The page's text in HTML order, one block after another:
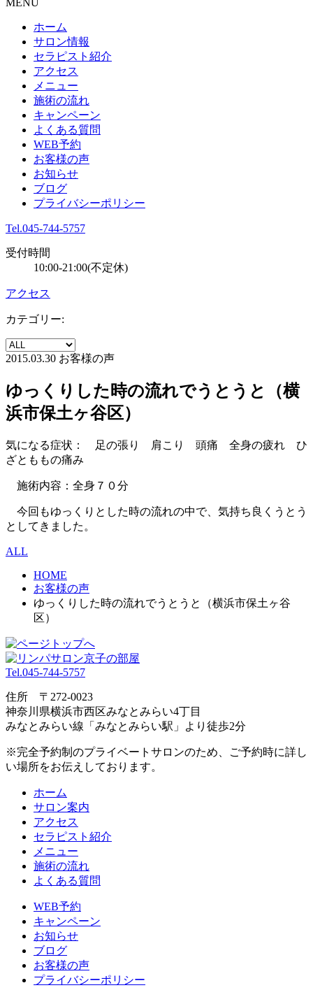
ホーム
サロン情報
セラピスト紹介
アクセス
メニュー
施術の流れ
キャンペーン
よくある質問
WEB予約
お客様の声
お知らせ
ブログ
プライバシーポリシー
Tel.045-744-5757
受付時間
10:00-21:00(不定休)
アクセス
カテゴリー:
2015.03.30 お客様の声
ゆっくりした時の流れでうとうと（横
浜市保土ヶ谷区）
気になる症状： 足の張り 肩こり 頭痛 全身の疲れ ひ
ざとももの痛み
施術内容：全身７０分
今回もゆっくりとした時の流れの中で、気持ち良くうとう
としてきました。
ALL
HOME
お客様の声
ゆっくりした時の流れでうとうと（横浜市保土ヶ谷
区）
Tel.045-744-5757
住所 〒272-0023
神奈川県横浜市⻄区みなとみらい4丁目
みなとみらい線「みなとみらい駅」より徒歩2分
※完全予約制のプライベートサロンのため、ご予約時に詳し
い場所をお伝えしております。
ホーム
サロン案内
アクセス
セラピスト紹介
メニュー
施術の流れ
よくある質問
WEB予約
キャンペーン
お知らせ
ブログ
お客様の声
プライバシーポリシー